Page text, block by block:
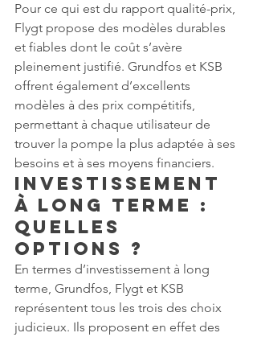
Pour ce qui est du rapport qualité-prix,
Flygt propose des modèles durables
et fiables dont le coût s’avère
pleinement justifié. Grundfos et KSB
offrent également d’excellents
modèles à des prix compétitifs,
permettant à chaque utilisateur de
trouver la pompe la plus adaptée à ses
besoins et à ses moyens financiers.
Investissement
à Long Terme :
Quelles
Options ?
En termes d’investissement à long
terme, Grundfos, Flygt et KSB
représentent tous les trois des choix
judicieux. Ils proposent en effet des